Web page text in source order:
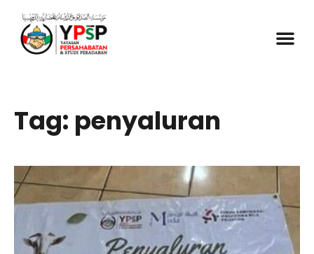
Tag: penyaluran